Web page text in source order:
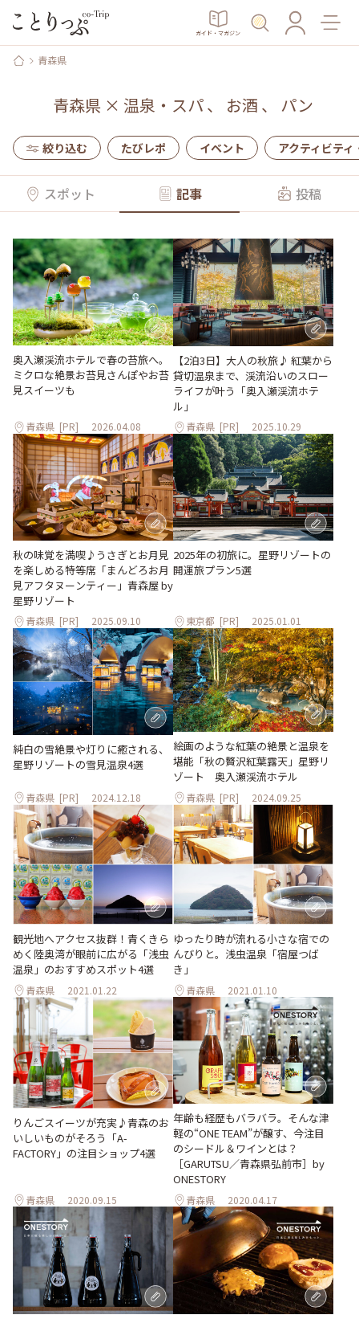
ガイド・マガジン
青森県
青森県× 温泉・スパ、 お酒 、 パン
絞り込む たびレポ イベント アクティビティ
スポット 記事 投稿
奥入瀬渓流ホテルで春の苔旅へ。
ミクロな絶景お苔見さんぽやお苔
見スイーツも
青森県 [PR] 2026.04.08
【2泊3日】大人の秋旅♪ 紅葉から
貸切温泉まで、渓流沿いのスロー
ライフが叶う「奥入瀬渓流ホテ
ル」
青森県 [PR] 2025.10.29
秋の味覚を満喫♪うさぎとお月見
を楽しめる特等席「まんどろお月
見アフタヌーンティー」青森屋 by
星野リゾート
青森県 [PR] 2025.09.10
2025年の初旅に。星野リゾートの
開運旅プラン5選
東京都 [PR] 2025.01.01
純白の雪絶景や灯りに癒される、
星野リゾートの雪見温泉4選
青森県 [PR] 2024.12.18
絵画のような紅葉の絶景と温泉を
堪能「秋の贅沢紅葉露天」星野リ
ゾート 奥入瀬渓流ホテル
青森県 [PR] 2024.09.25
観光地へアクセス抜群！青くきら
めく陸奥湾が眼前に広がる「浅虫
温泉」のおすすめスポット4選
青森県 2021.01.22
ゆったり時が流れる小さな宿での
んびりと。浅虫温泉「宿屋つば
き」
青森県 2021.01.10
りんごスイーツが充実♪青森のお
いしいものがそろう「A-
FACTORY」の注目ショップ4選
青森県 2020.09.15
年齢も経歴もバラバラ。そんな津
軽の“ONE TEAM”が醸す、今注目
のシードル＆ワインとは？
［GARUTSU／青森県弘前市］by
ONESTORY
青森県 2020.04.17